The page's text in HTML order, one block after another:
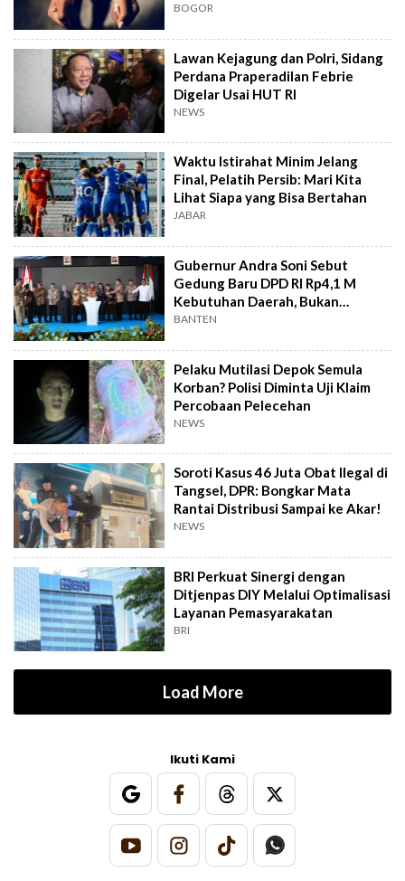
BOGOR
Lawan Kejagung dan Polri, Sidang
Perdana Praperadilan Febrie
Digelar Usai HUT RI
NEWS
Waktu Istirahat Minim Jelang
Final, Pelatih Persib: Mari Kita
Lihat Siapa yang Bisa Bertahan
JABAR
Gubernur Andra Soni Sebut
Gedung Baru DPD RI Rp4,1 M
Kebutuhan Daerah, Bukan
Senator
BANTEN
Pelaku Mutilasi Depok Semula
Korban? Polisi Diminta Uji Klaim
Percobaan Pelecehan
NEWS
Soroti Kasus 46 Juta Obat Ilegal di
Tangsel, DPR: Bongkar Mata
Rantai Distribusi Sampai ke Akar!
NEWS
BRI Perkuat Sinergi dengan
Ditjenpas DIY Melalui Optimalisasi
Layanan Pemasyarakatan
BRI
Load More
Ikuti Kami